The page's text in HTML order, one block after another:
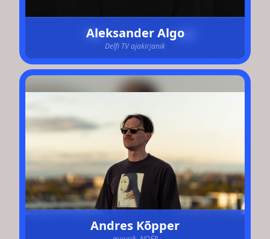
Aleksander Algo
Delfi TV ajakirjanik
Andres Kõpper